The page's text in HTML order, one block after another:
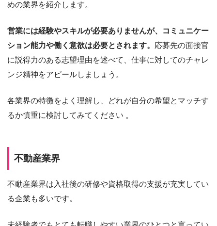
めの業界を紹介します。
営業には経験やスキルが必要ありませんが、コミュニケー
ション能力や働く意欲は必要とされます。 応募先の面接官
に説得力のある志望理由を述べて、仕事に対してのチャレ
ンジ精神をアピールしましょう。
各業界の特徴をよく理解し、どれが自分の希望とマッチす
るか慎重に検討してみてください 。
不動産業界
不動産業界は入社後の研修や資格取得の支援が充実してい
る企業も多いです。